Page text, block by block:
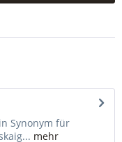
Synonym für
mehr